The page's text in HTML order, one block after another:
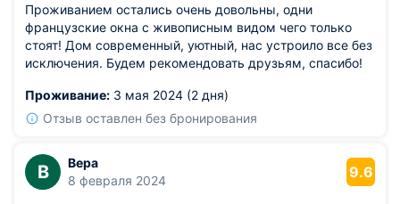
Проживанием остались очень довольны, одни
французские окна с живописным видом чего только
стоят! Дом современный, уютный, нас устроило все без
исключения. Будем рекомендовать друзьям, спасибо!
Проживание: 3 мая 2024 (2 дня)
Отзыв оставлен без бронирования
В
Вера
8 февраля 2024
9.6